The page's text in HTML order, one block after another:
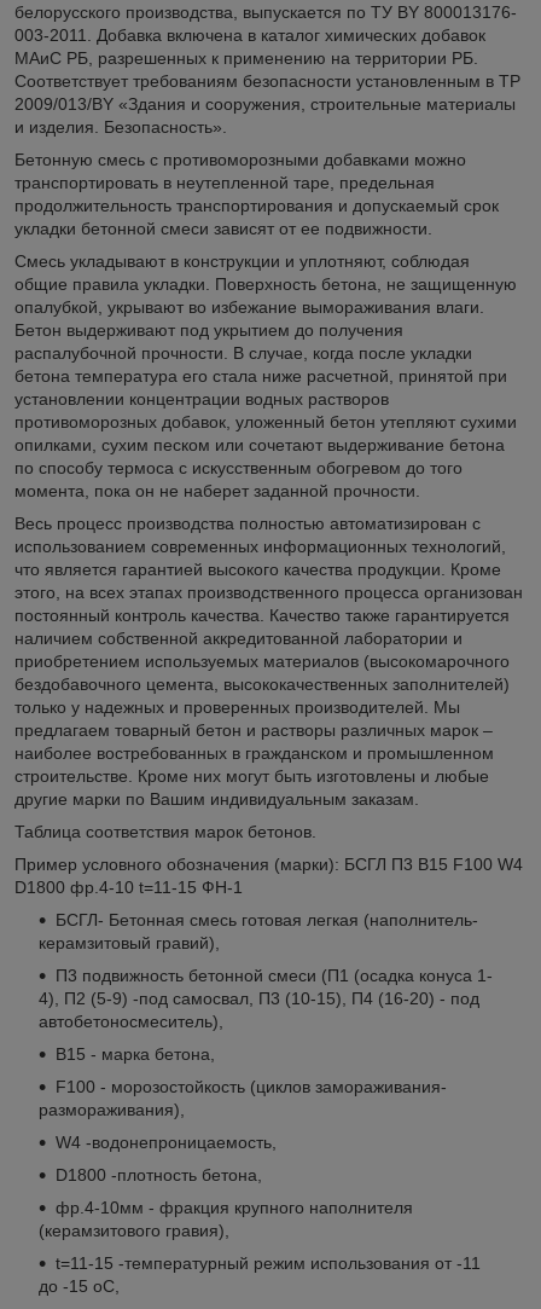
белорусского производства, выпускается по ТУ ВY 800013176-
003-2011. Добавка включена в каталог химических добавок
МАиС РБ, разрешенных к применению на территории РБ.
Соответствует требованиям безопасности установленным в ТР
2009/013/BY «Здания и сооружения, строительные материалы
и изделия. Безопасность».
Бетонную смесь с противоморозными добавками можно
транспортировать в неутепленной таре, предельная
продолжительность транспортирования и допускаемый срок
укладки бетонной смеси зависят от ее подвижности.
Смесь укладывают в конструкции и уплотняют, соблюдая
общие правила укладки. Поверхность бетона, не защищенную
опалубкой, укрывают во избежание вымораживания влаги.
Бетон выдерживают под укрытием до получения
распалубочной прочности. В случае, когда после укладки
бетона температура его стала ниже расчетной, принятой при
установлении концентрации водных растворов
противоморозных добавок, уложенный бетон утепляют сухими
опилками, сухим песком или сочетают выдерживание бетона
по способу термоса с искусственным обогревом до того
момента, пока он не наберет заданной прочности.
Весь процесс производства полностью автоматизирован с
использованием современных информационных технологий,
что является гарантией высокого качества продукции. Кроме
этого, на всех этапах производственного процесса организован
постоянный контроль качества. Качество также гарантируется
наличием собственной аккредитованной лаборатории и
приобретением используемых материалов (высокомарочного
бездобавочного цемента, высококачественных заполнителей)
только у надежных и проверенных производителей. Мы
предлагаем товарный бетон и растворы различных марок –
наиболее востребованных в гражданском и промышленном
строительстве. Кроме них могут быть изготовлены и любые
другие марки по Вашим индивидуальным заказам.
Таблица соответствия марок бетонов.
Пример условного обозначения (марки): БСГЛ П3 В15 F100 W4
D1800 фр.4-10 t=11-15 ФН-1
БСГЛ- Бетонная cмесь готовая легкая (наполнитель-
керамзитовый гравий),
П3 подвижность бетонной смеси (П1 (осадка конуса 1-
4), П2 (5-9) -под самосвал, П3 (10-15), П4 (16-20) - под
автобетоносмеситель),
B15 - марка бетона,
F100 - морозостойкость (циклов замораживания-
размораживания),
W4 -водонепроницаемость,
D1800 -плотность бетона,
фр.4-10мм - фракция крупного наполнителя
(керамзитового гравия),
t=11-15 -температурный режим использования от -11
до -15 oC,